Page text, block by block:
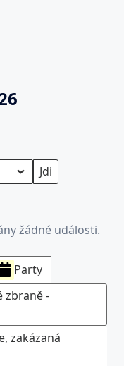
žádné události.
Party
zbraně -
zakázaná